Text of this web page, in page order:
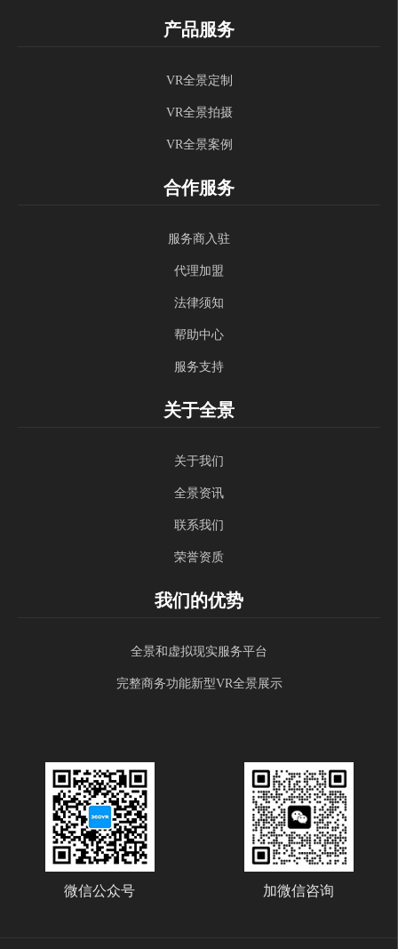
产品服务
VR全景定制
VR全景拍摄
VR全景案例
合作服务
服务商入驻
代理加盟
法律须知
帮助中心
服务支持
关于全景
关于我们
全景资讯
联系我们
荣誉资质
我们的优势
全景和虚拟现实服务平台
完整商务功能新型VR全景展示
微信公众号 加微信咨询